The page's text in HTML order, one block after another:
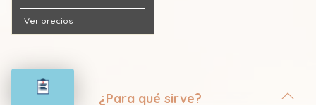
Ver precios
¿Para qué sirve?